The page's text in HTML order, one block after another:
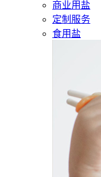
商业用盐
定制服务
食用盐